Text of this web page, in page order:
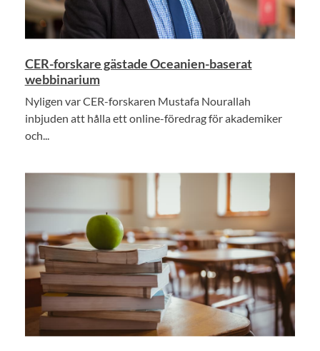
CER-forskare gästade Oceanien-baserat
webbinarium
Nyligen var CER-forskaren Mustafa Nourallah
inbjuden att hålla ett online-föredrag för akademiker
och...